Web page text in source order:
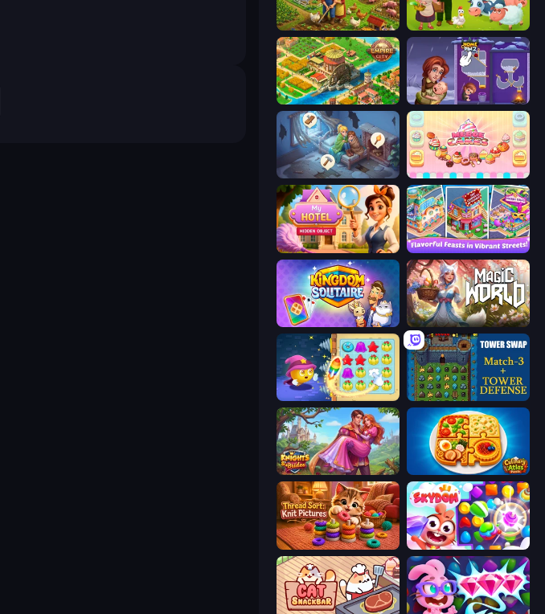
Farm Life Farm Family
Empire City Home Pin 2
Merge Haven Merge Cakes
Hidden Object: My Hotel Mom's Diary 2
Kingdom Solitaire Magic World
Candy Riddles Tower Swap
Knights & Brides Culinary Atlas
Thread Sort: Knit Pictures Skydom